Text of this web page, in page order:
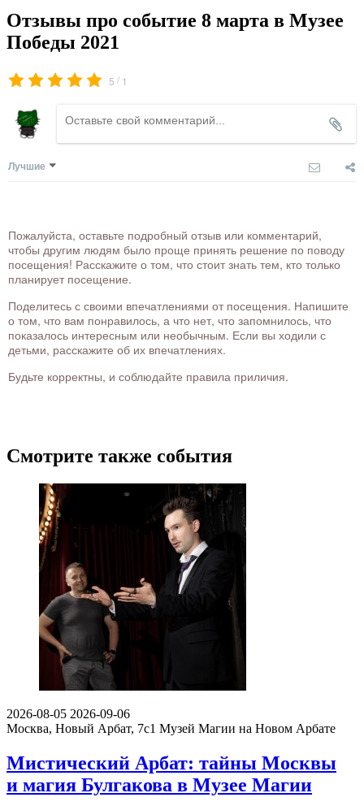
Отзывы про событие 8 марта в Музее
Победы 2021
5 / 1
Лучшие
Пожалуйста, оставьте подробный отзыв или комментарий,
чтобы другим людям было проще принять решение по поводу
посещения! Расскажите о том, что стоит знать тем, кто только
планирует посещение.
Поделитесь с своими впечатлениями от посещения. Напишите
о том, что вам понравилось, а что нет, что запомнилось, что
показалось интересным или необычным. Если вы ходили с
детьми, расскажите об их впечатлениях.
Будьте корректны, и соблюдайте правила приличия.
Смотрите также события
2026-08-05 2026-09-06
Москва, Новый Арбат, 7с1 Музей Магии на Новом Арбате
Мистический Арбат: тайны Москвы
и магия Булгакова в Музее Магии